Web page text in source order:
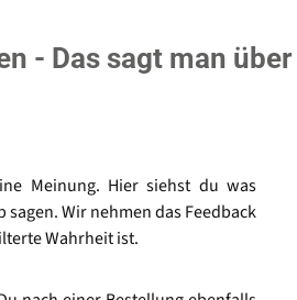
- Das sagt man
Meinung. Hier siehst du was
Wir nehmen das Feedback
Wahrheit ist.